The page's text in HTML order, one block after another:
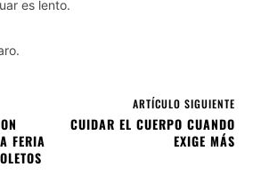
es lento.
FERIA
ARTÍCULO SIGUIENTE
CUIDAR EL CUERPO CUANDO
EXIGE MÁS